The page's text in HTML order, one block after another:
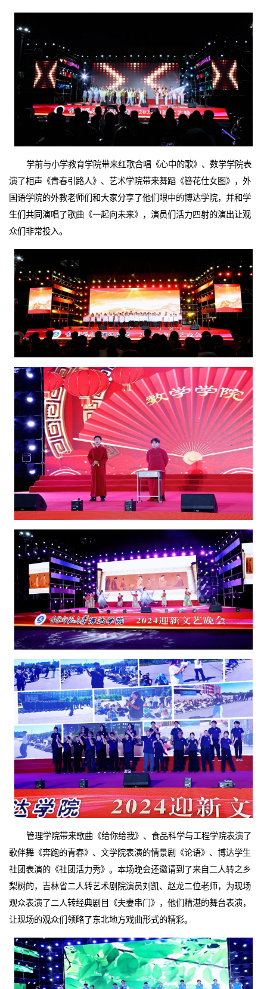
学前与小学教育学院带来红歌合唱《心中的歌》、数学学院表
演了相声《青春引路人》、艺术学院带来舞蹈《簪花仕女图》，外
国语学院的外教老师们和大家分享了他们眼中的博达学院，并和学
生们共同演唱了歌曲《一起向未来》，演员们活力四射的演出让观
众们非常投入。
管理学院带来歌曲《给你给我》、食品科学与工程学院表演了
歌伴舞《奔跑的青春》、文学院表演的情景剧《论语》、博达学生
社团表演的《社团活力秀》。本场晚会还邀请到了来自二人转之乡
梨树的，吉林省二人转艺术剧院演员刘凯、赵龙二位老师，为现场
观众表演了二人转经典剧目《夫妻串门》，他们精湛的舞台表演，
让现场的观众们领略了东北地方戏曲形式的精彩。